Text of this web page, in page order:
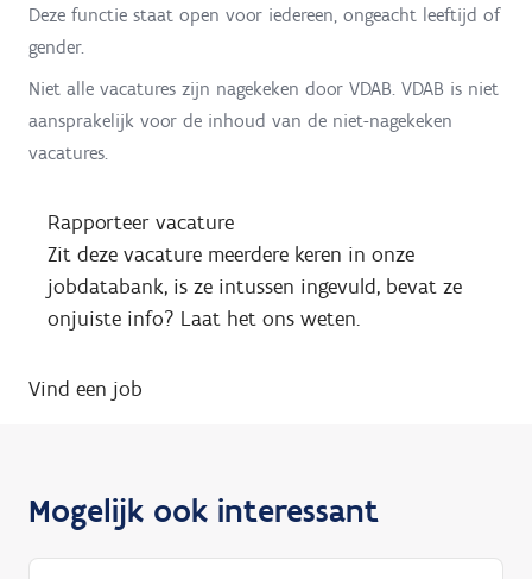
Deze functie staat open voor iedereen, ongeacht leeftijd of
gender.
Niet alle vacatures zijn nagekeken door VDAB. VDAB is niet
aansprakelijk voor de inhoud van de niet-nagekeken
vacatures.
Rapporteer vacature
Zit deze vacature meerdere keren in onze
jobdatabank, is ze intussen ingevuld, bevat ze
onjuiste info? Laat het ons weten.
Vind een job
Mogelijk ook interessant